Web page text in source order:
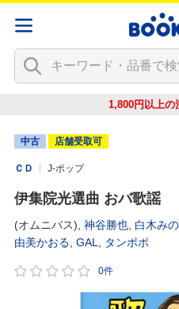
1,800円以上の
中古 店舗受取可
ＣＤ J-ポップ
伊集院光選曲 おバ歌謡
(オムニバス), 神谷勝也 白木み
由美かおる GAL タンポポ
0件